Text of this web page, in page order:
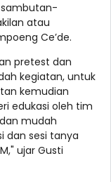
atau
Ce’de.
pretest dan
kegiatan, untuk
kemudian
edukasi oleh tim
mudah
dan sesi tanya
ujar Gusti